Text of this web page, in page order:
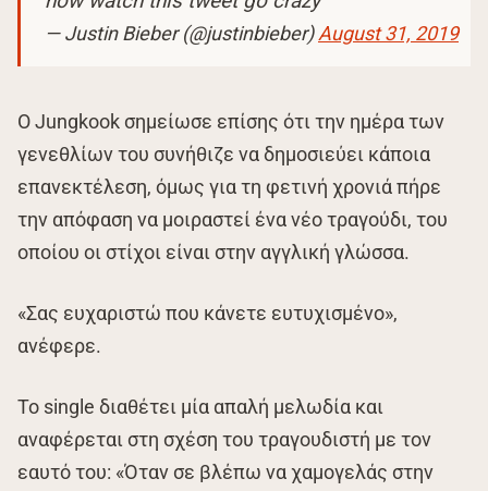
— Justin Bieber (@justinbieber)August 31, 2019
Ο Jungkook σημείωσε επίσης ότι την ημέρα των
γενεθλίων του συνήθιζε να δημοσιεύει κάποια
επανεκτέλεση, όμως για τη φετινή χρονιά πήρε
την απόφαση να μοιραστεί ένα νέο τραγούδι, του
οποίου οι στίχοι είναι στην αγγλική γλώσσα.
«Σας ευχαριστώ που κάνετε ευτυχισμένο»,
ανέφερε.
Το single διαθέτει μία απαλή μελωδία και
αναφέρεται στη σχέση του τραγουδιστή με τον
εαυτό του: «Όταν σε βλέπω να χαμογελάς στην